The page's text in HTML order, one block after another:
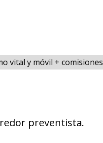
vital y móvil + comisiones
preventista.